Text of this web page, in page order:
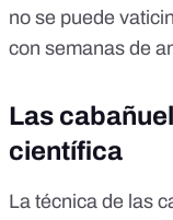
no se puede
con semanas de
Las
científica
La técnica de las